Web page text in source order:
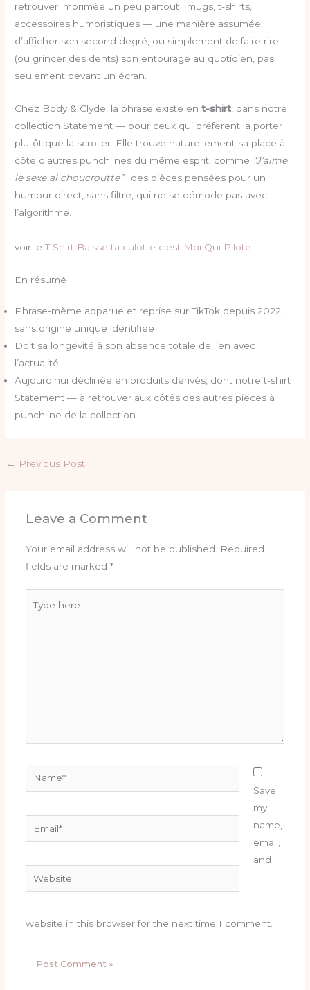
retrouver imprimée un peu partout : mugs, t-shirts,
accessoires humoristiques — une manière assumée
d’afficher son second degré, ou simplement de faire rire
(ou grincer des dents) son entourage au quotidien, pas
seulement devant un écran.
Chez Body & Clyde, la phrase existe ent-shirt , dans notre
collection Statement — pour ceux qui préfèrent la porter
plutôt que la scroller. Elle trouve naturellement sa place à
côté d’autres punchlines du même esprit, comme “J’aime
le sexe al choucroutte”: des pièces pensées pour un
humour direct, sans filtre, qui ne se démode pas avec
l’algorithme.
voir leT Shirt Baisse ta culotte c’est Moi Qui Pilote
En résumé
Phrase-mème apparue et reprise sur TikTok depuis 2022,
sans origine unique identifiée
Doit sa longévité à son absence totale de lien avec
l’actualité
Aujourd’hui déclinée en produits dérivés, dont notre t-shirt
Statement — à retrouver aux côtés des autres pièces à
punchline de la collection
← Previous Post
Leave a Comment
Your email address will not be published.
Required
fields are marked *
here..
Website
Save
my
name,
email,
and
website in this browser for the next time I comment.